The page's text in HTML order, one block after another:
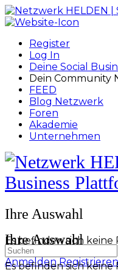
Toggle
Side
Register
Log In
Deine Social
Dein Community
FEED
Blog Netzwerk
Foren
Akademie
Unternehmen
Toggle
Side
Panel
More
options
Ihre Auswahl
Es befinden sich
Anmelden Registrieren
Ihre Auswahl
Es befinden sich
Suchen
nach: